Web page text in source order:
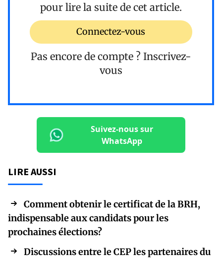
pour lire la suite de cet article.
Connectez-vous
Pas encore de compte ? Inscrivez-
vous
Suivez-nous sur
WhatsApp
LIRE AUSSI
Comment obtenir le certificat de la BRH,
indispensable aux candidats pour les
prochaines élections?
Discussions entre le CEP les partenaires du